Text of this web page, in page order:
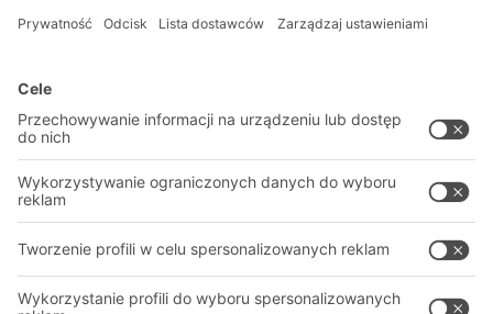
Rozwiązania
Rozwiązania intralogistyczne
Systemy pojemników
Systemy regałów
Systemy transportowe
Nasze usługi
PROFESJONALNY MAGAZYN
SYSTEMY MAGAZYNOWE
Pliki do pobrania
Formularz kontaktowy
Firma Śledź nas